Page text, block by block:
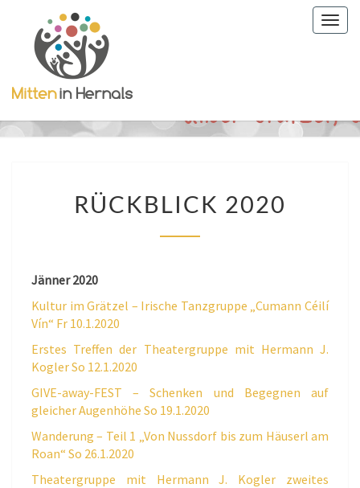
2020
RÜCKBLICK 2020
Jänner 2020
Kultur im Grätzel – Irische Tanzgruppe „Cumann Céilí
Vín“ Fr 10.1.2020
Erstes Treffen der Theatergruppe mit Hermann J.
Kogler So 12.1.2020
GIVE-away-FEST – Schenken und Begegnen auf
gleicher Augenhöhe So 19.1.2020
Wanderung – Teil 1 „Von Nussdorf bis zum Häuserl am
Roan“ So 26.1.2020
Theatergruppe mit Hermann J. Kogler zweites